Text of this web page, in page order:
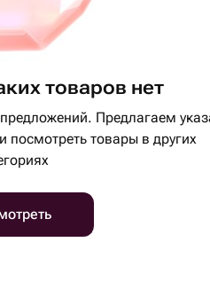
товаров нет
Предлагаем
посмотреть товары в других